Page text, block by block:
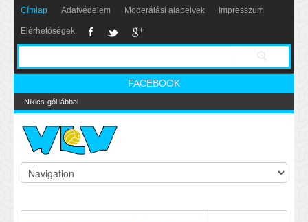
Címlap Adatvédelem Moderálási alapelvek Impresszum
Elérhetőségek
FACEBOOK
Nikics-gól lábbal